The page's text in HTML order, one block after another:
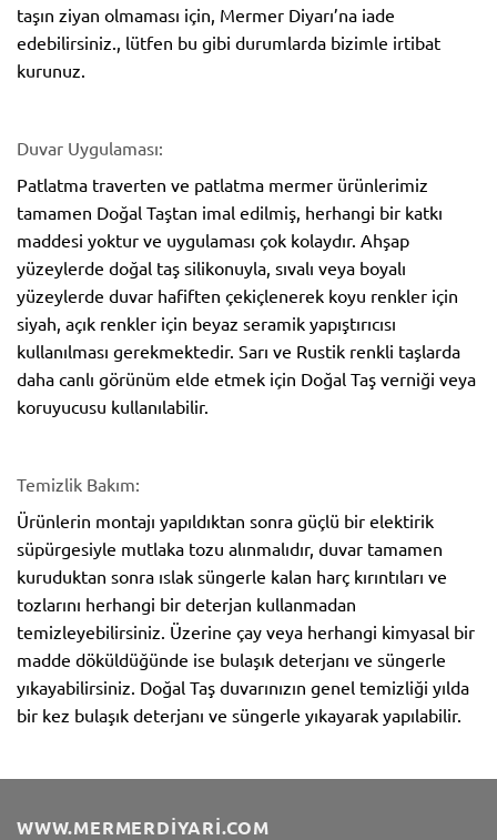
taşın ziyan olmaması için, Mermer Diyarı’na iade
edebilirsiniz., lütfen bu gibi durumlarda bizimle irtibat
kurunuz.
Duvar Uygulaması:
Patlatma traverten ve patlatma mermer ürünlerimiz
tamamen Doğal Taştan imal edilmiş, herhangi bir katkı
maddesi yoktur ve uygulaması çok kolaydır. Ahşap
yüzeylerde doğal taş silikonuyla, sıvalı veya boyalı
yüzeylerde duvar hafiften çekiçlenerek koyu renkler için
siyah, açık renkler için beyaz seramik yapıştırıcısı
kullanılması gerekmektedir. Sarı ve Rustik renkli taşlarda
daha canlı görünüm elde etmek için Doğal Taş verniği veya
koruyucusu kullanılabilir.
Temizlik Bakım:
Ürünlerin montajı yapıldıktan sonra güçlü bir elektirik
süpürgesiyle mutlaka tozu alınmalıdır, duvar tamamen
kuruduktan sonra ıslak süngerle kalan harç kırıntıları ve
tozlarını herhangi bir deterjan kullanmadan
temizleyebilirsiniz. Üzerine çay veya herhangi kimyasal bir
madde döküldüğünde ise bulaşık deterjanı ve süngerle
yıkayabilirsiniz. Doğal Taş duvarınızın genel temizliği yılda
bir kez bulaşık deterjanı ve süngerle yıkayarak yapılabilir.
WWW.MERMERDIYARI.COM